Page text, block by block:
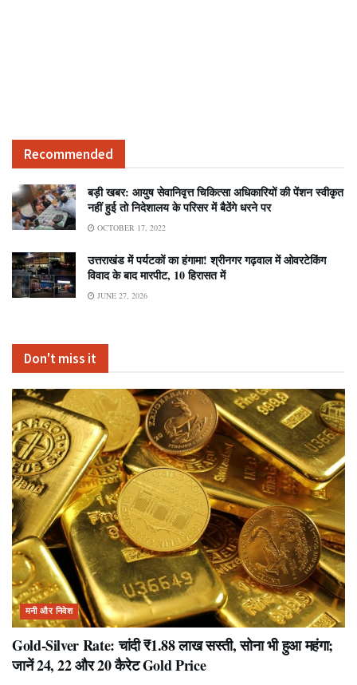
Recommended
बड़ी खबर: आयुष सेवानिवृत्त चिकित्सा अधिकारियों की पेंशन स्वीकृत
नहीं हुई तो निदेशालय के परिसर में बैठेंगे धरने पर
OCTOBER 17, 2022
उत्तराखंड में पर्यटकों का हंगामा! श्रीनगर गढ़वाल में ओवरटेकिंग
विवाद के बाद मारपीट, 10 हिरासत में
JUNE 27, 2026
Don't miss it
मनी और निवेश
Gold-Silver Rate: चांदी ₹1.88 लाख सस्ती, सोना भी हुआ महंगा;
जानें 24, 22 और 20 कैरेट Gold Price